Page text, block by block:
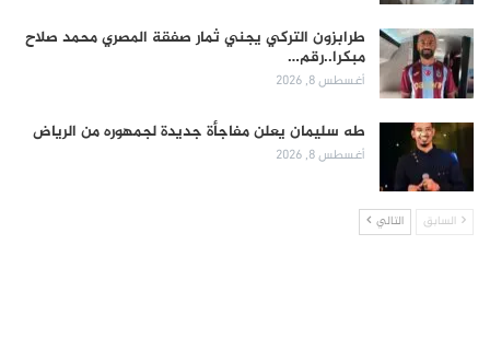
طرابزون التركي يجني ثمار صفقة المصري محمد صلاح
مبكرا..رقم…
أغسطس 8, 2026
طه سليمان يعلن مفاجأة جديدة لجمهوره من الرياض
أغسطس 8, 2026
السابق التالي